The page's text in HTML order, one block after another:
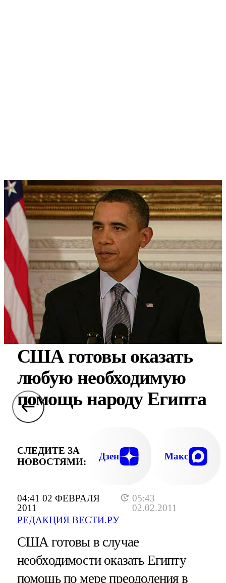
04:41 02 ФЕВРАЛЯ
2011
05:43
02.02.2011
РЕДАКЦИЯ ВЕСТИ.РУ
США готовы оказать
любую необходимую
помощь народу Египта
СЛЕДИТЕ ЗА
НОВОСТЯМИ:
Дзен Макс
США готовы в случае
необходимости оказать Египту
помощь по мере преодоления в